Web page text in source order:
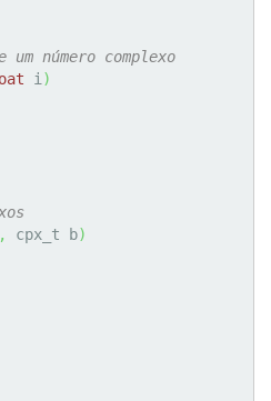
número complexo
i )
, cpx_t b)